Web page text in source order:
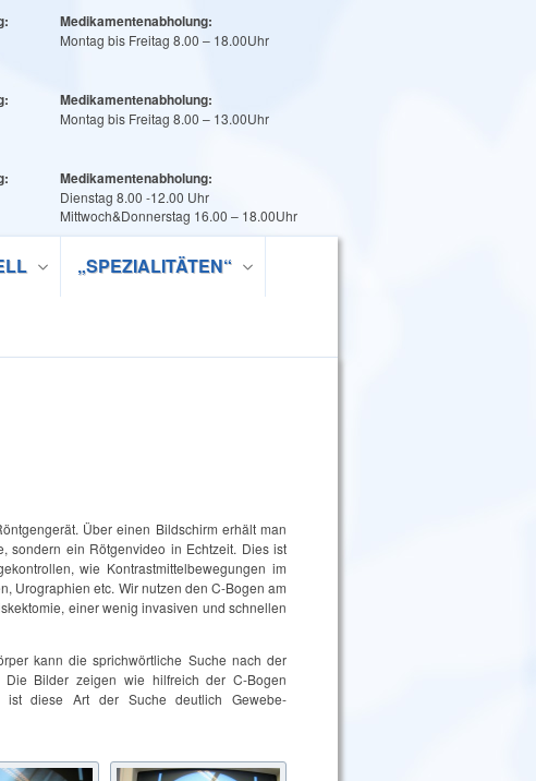
Medikamentenabholung:
Montag bis Freitag 8.00 – 18.00Uhr
Medikamentenabholung:
Montag bis Freitag 8.00 – 13.00Uhr
Medikamentenabholung:
Dienstag 8.00 -12.00 Uhr
Mittwoch&Donnerstag 16.00 – 18.00Uhr
„SPEZIALITÄTEN“
Über einen Bildschirm erhält man
sondern ein Rötgenvideo in Echtzeit. Dies ist
wie Kontrastmittelbewegungen im
Urographien etc. Wir nutzen den C-Bogen am
einer wenig invasiven und schnellen
kann die sprichwörtliche Suche nach der
Die Bilder zeigen wie hilfreich der C-Bogen
diese Art der Suche deutlich Gewebe-